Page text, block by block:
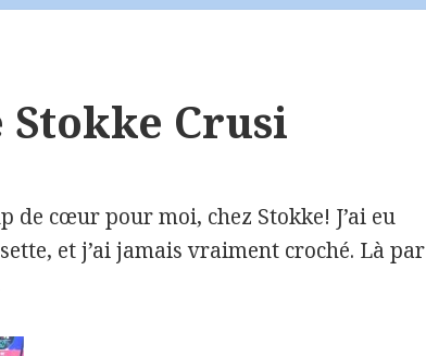
Stokke Crusi
de cœur pour moi, chez Stokke! J’ai eu
et j’ai jamais vraiment croché. Là par